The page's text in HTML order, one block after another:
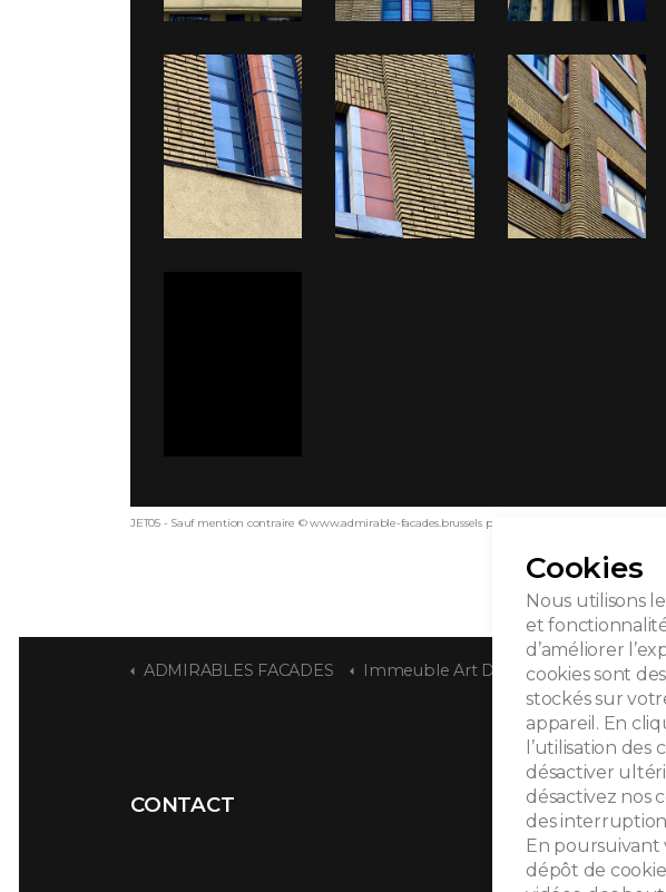
JET05 - Sauf mention contraire © www.admirable-facades.brussels pour toutes les photos
ADMIRABLES FACADES Immeuble Art Déco de René Ajoux
CONTACT
Cookies
Nous utilisons
et
d’améliorer
cookies sont
stockés sur
appareil. En
l’utilisation
désactiver
désactivez nos
des
En poursuivant
dépôt de